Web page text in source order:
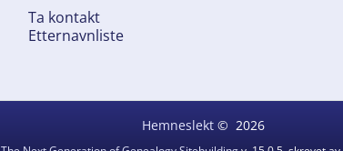
Ta kontakt
Etternavnliste
Hemneslekt© 2026